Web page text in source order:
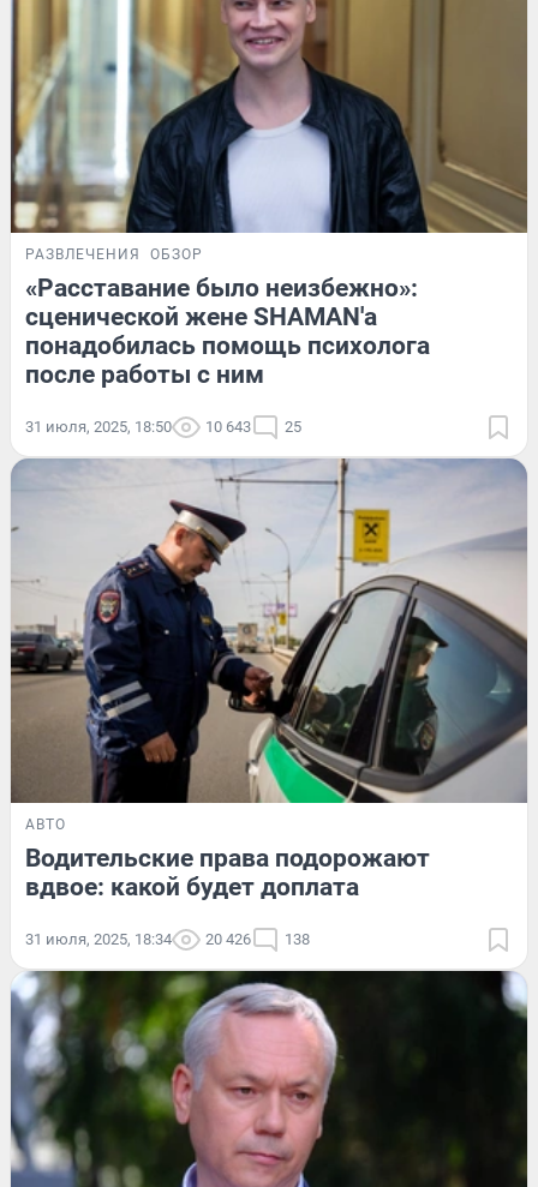
РАЗВЛЕЧЕНИЯ ОБЗОР
«Расставание было неизбежно»:
сценической жене SHAMAN'а
понадобилась помощь психолога
после работы с ним
31 июля, 2025, 18:50 10 643 25
АВТО
Водительские права подорожают
вдвое: какой будет доплата
31 июля, 2025, 18:34 20 426 138